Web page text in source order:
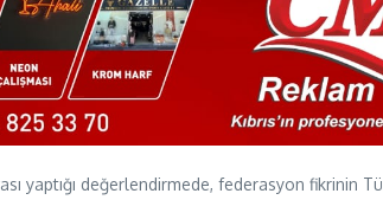
yaptığı değerlendirmede, federasyon fikrinin